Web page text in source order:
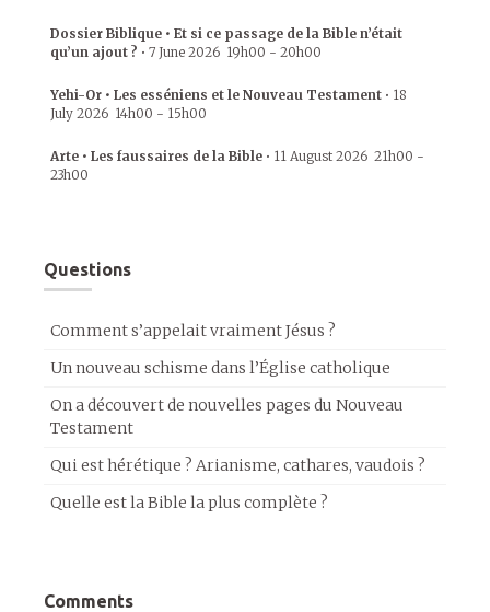
Dossier Biblique • Et si ce passage de la Bible n’était
qu’un ajout ? • 7 June 2026 19h00 - 20h00
Yehi-Or • Les esséniens et le Nouveau Testament • 18
July 2026 14h00 - 15h00
Arte • Les faussaires de la Bible • 11 August 2026 21h00 -
23h00
Questions
Comment s’appelait vraiment Jésus ?
Un nouveau schisme dans l’Église catholique
On a découvert de nouvelles pages du Nouveau
Testament
Qui est hérétique ? Arianisme, cathares, vaudois ?
Quelle est la Bible la plus complète ?
Comments